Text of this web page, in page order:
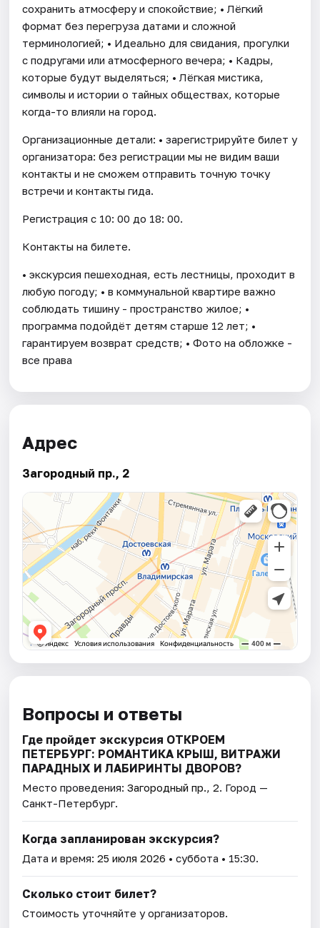
сохранить атмосферу и спокойствие; • Лёгкий
формат без перегруза датами и сложной
терминологией; • Идеально для свидания, прогулки
с подругами или атмосферного вечера; • Кадры,
которые будут выделяться; • Лёгкая мистика,
символы и истории о тайных обществах, которые
когда-то влияли на город.
Организационные детали: • зарегистрируйте билет у
организатора: без регистрации мы не видим ваши
контакты и не сможем отправить точную точку
встречи и контакты гида.
Регистрация с 10: 00 до 18: 00.
Контакты на билете.
• экскурсия пешеходная, есть лестницы, проходит в
любую погоду; • в коммунальной квартире важно
соблюдать тишину - пространство жилое; •
программа подойдёт детям старше 12 лет; •
гарантируем возврат средств; • Фото на обложке -
все права
Адрес
Загородный пр., 2
Вопросы и ответы
Где пройдет экскурсия ОТКРОЕМ
ПЕТЕРБУРГ: РОМАНТИКА КРЫШ, ВИТРАЖИ
ПАРАДНЫХ И ЛАБИРИНТЫ ДВОРОВ?
Место проведения:Загородный пр., 2. Город —
Санкт-Петербург.
Когда запланирован экскурсия?
Дата и время:25 июля 2026 • суббота • 15:30.
Сколько стоит билет?
Стоимость уточняйте у организаторов.